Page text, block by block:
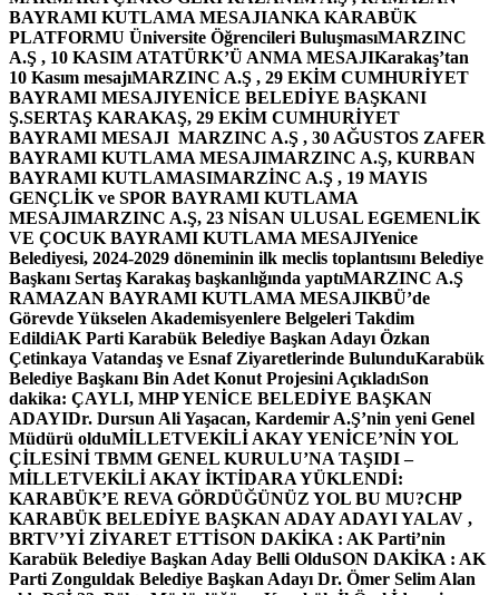
BAYRAMI KUTLAMA MESAJIANKA KARABÜK
PLATFORMU Üniversite Öğrencileri BuluşmasıMARZINC
A.Ş , 10 KASIM ATATÜRK’Ü ANMA MESAJIKarakaş’tan
10 Kasım mesajıMARZINC A.Ş , 29 EKİM CUMHURİYET
BAYRAMI MESAJIYENİCE BELEDİYE BAŞKANI
Ş.SERTAŞ KARAKAŞ, 29 EKİM CUMHURİYET
BAYRAMI MESAJI MARZINC A.Ş , 30 AĞUSTOS ZAFER
BAYRAMI KUTLAMA MESAJIMARZINC A.Ş, KURBAN
BAYRAMI KUTLAMASIMARZİNC A.Ş , 19 MAYIS
GENÇLİK ve SPOR BAYRAMI KUTLAMA
MESAJIMARZINC A.Ş, 23 NİSAN ULUSAL EGEMENLİK
VE ÇOCUK BAYRAMI KUTLAMA MESAJIYenice
Belediyesi, 2024-2029 döneminin ilk meclis toplantısını Belediye
Başkanı Sertaş Karakaş başkanlığında yaptıMARZINC A.Ş
RAMAZAN BAYRAMI KUTLAMA MESAJIKBÜ’de
Görevde Yükselen Akademisyenlere Belgeleri Takdim
EdildiAK Parti Karabük Belediye Başkan Adayı Özkan
Çetinkaya Vatandaş ve Esnaf Ziyaretlerinde BulunduKarabük
Belediye Başkanı Bin Adet Konut Projesini AçıkladıSon
dakika: ÇAYLI, MHP YENİCE BELEDİYE BAŞKAN
ADAYIDr. Dursun Ali Yaşacan, Kardemir A.Ş’nin yeni Genel
Müdürü olduMİLLETVEKİLİ AKAY YENİCE’NİN YOL
ÇİLESİNİ TBMM GENEL KURULU’NA TAŞIDI –
MİLLETVEKİLİ AKAY İKTİDARA YÜKLENDİ:
KARABÜK’E REVA GÖRDÜĞÜNÜZ YOL BU MU?CHP
KARABÜK BELEDİYE BAŞKAN ADAY ADAYI YALAV ,
BRTV’Yİ ZİYARET ETTİSON DAKİKA : AK Parti’nin
Karabük Belediye Başkan Aday Belli OlduSON DAKİKA : AK
Parti Zonguldak Belediye Başkan Adayı Dr. Ömer Selim Alan